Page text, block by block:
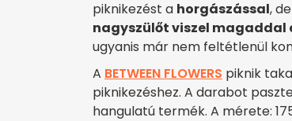
piknikezést a horgászással,
nagyszülőt viszel magaddal
ugyanis már nem feltétlenül
A BETWEEN FLOWERS piknik
piknikezéshez. A darabot
hangulatú termék. A mérete: